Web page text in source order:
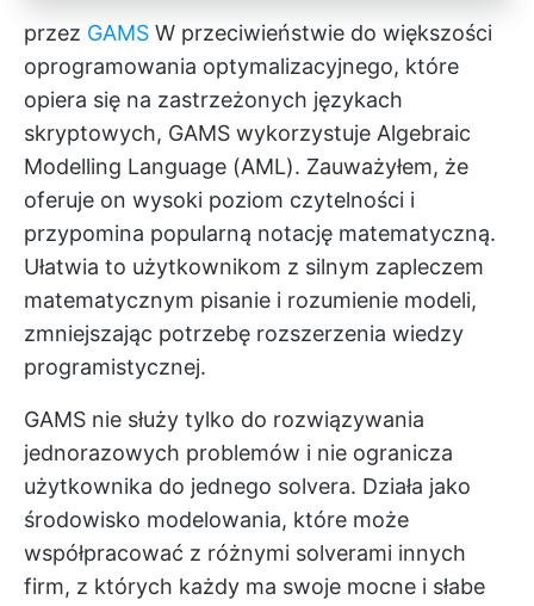
przez GAMS W przeciwieństwie do większości
oprogramowania optymalizacyjnego, które
opiera się na zastrzeżonych językach
skryptowych, GAMS wykorzystuje Algebraic
Modelling Language (AML). Zauważyłem, że
oferuje on wysoki poziom czytelności i
przypomina popularną notację matematyczną.
Ułatwia to użytkownikom z silnym zapleczem
matematycznym pisanie i rozumienie modeli,
zmniejszając potrzebę rozszerzenia wiedzy
programistycznej.
GAMS nie służy tylko do rozwiązywania
jednorazowych problemów i nie ogranicza
użytkownika do jednego solvera. Działa jako
środowisko modelowania, które może
współpracować z różnymi solverami innych
firm, z których każdy ma swoje mocne i słabe